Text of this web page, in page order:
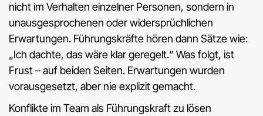
nicht im Verhalten einzelner Personen, sondern in
unausgesprochenen oder widersprüchlichen
Erwartungen. Führungskräfte hören dann Sätze wie:
„Ich dachte, das wäre klar geregelt.“ Was folgt, ist
Frust – auf beiden Seiten. Erwartungen wurden
vorausgesetzt, aber nie explizit gemacht.
Konflikte im Team als Führungskraft zu lösen